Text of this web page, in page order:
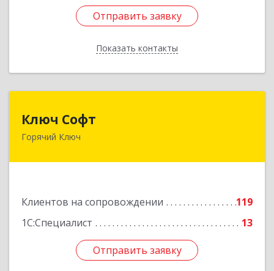
Отправить заявку
Показать контакты
Отправить заявку
Назад
Ключ Софт
Горячий Ключ
Клиентов на сопровождении
119
1С:Специалист
13
Отправить заявку
353287, Краснодарский край, Горячий Ключ г,
Отправить заявку